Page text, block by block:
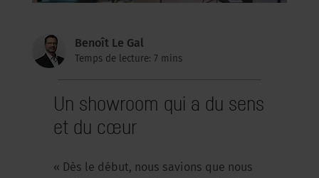
Benoît Le Gal
Temps de lecture: 7 mins
Un showroom qui a du sens
et du cœur
« Dès le début, nous savions que nous